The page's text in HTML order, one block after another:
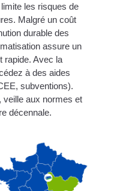
les risques de
Malgré un coût
durable des
assure un
rapide. Avec la
à des aides
subventions).
veille aux normes et
décennale.